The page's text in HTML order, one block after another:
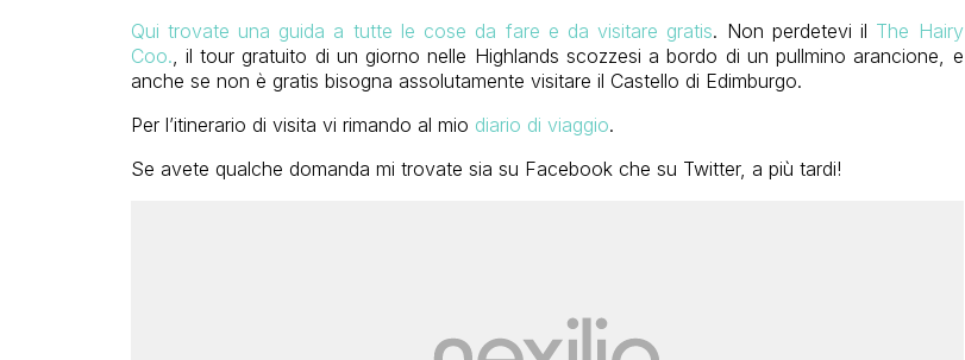
Qui trovate una guida a tutte le cose da fare e da visitare gratis. Non perdetevi il The Hairy
Coo. , il tour gratuito di un giorno nelle Highlands scozzesi a bordo di un pullmino arancione, e
anche se non è gratis bisogna assolutamente visitare il Castello di Edimburgo.
Per l’itinerario di visita vi rimando al mio diario di viaggio.
Se avete qualche domanda mi trovate sia su Facebook che su Twitter, a più tardi!